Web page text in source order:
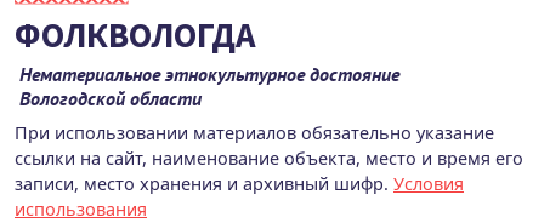
ФОЛКВОЛОГДА
Нематериальное этнокультурное достояние
Вологодской области
При использовании материалов обязательно указание
ссылки на сайт, наименование объекта, место и время его
записи, место хранения и архивный шифр. Условия
использования